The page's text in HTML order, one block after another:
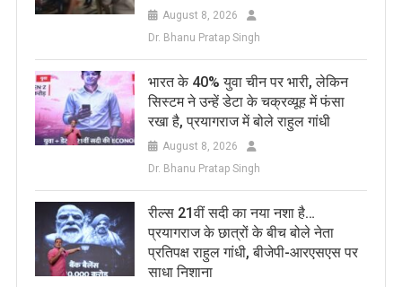
August 8, 2026
Dr. Bhanu Pratap Singh
भारत के 40% युवा चीन पर भारी, लेकिन
सिस्टम ने उन्हें डेटा के चक्रव्यूह में फंसा
रखा है, प्रयागराज में बोले राहुल गांधी
August 8, 2026
Dr. Bhanu Pratap Singh
रील्स 21वीं सदी का नया नशा है…
प्रयागराज के छात्रों के बीच बोले नेता
प्रतिपक्ष राहुल गांधी, बीजेपी-आरएसएस पर
साधा निशाना